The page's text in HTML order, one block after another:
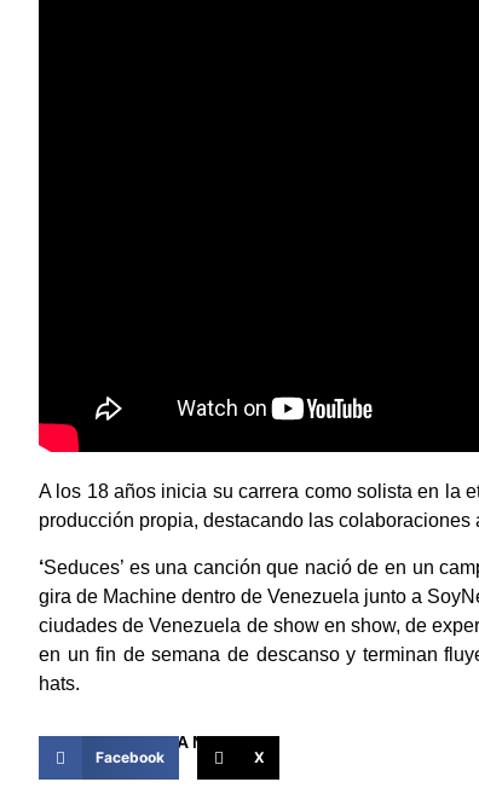
A los 18 años inicia su carrera como solista en la
producción propia, destacando las colaboraciones
‘Seduces’ es una canción que nació de en un
gira de Machine dentro de Venezuela junto a
ciudades de Venezuela de show en show, de
en un fin de semana de descanso y terminan
hats.
COMPARTIR ESTA NOTICIA
Facebook X